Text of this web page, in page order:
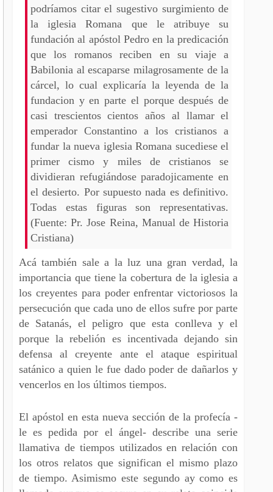
podríamos citar el sugestivo surgimiento de
la iglesia Romana que le atribuye su
fundación al apóstol Pedro en la predicación
que los romanos reciben en su viaje a
Babilonia al escaparse milagrosamente de la
cárcel, lo cual explicaría la leyenda de la
fundacion y en parte el porque después de
casi trescientos cientos años al llamar el
emperador Constantino a los cristianos a
fundar la nueva iglesia Romana sucediese el
primer cismo y miles de cristianos se
dividieran refugiándose paradojicamente en
el desierto. Por supuesto nada es definitivo.
Todas estas figuras son representativas.
(Fuente: Pr. Jose Reina, Manual de Historia
Cristiana)
Acá también sale a la luz una gran verdad, la
importancia que tiene la cobertura de la iglesia a
los creyentes para poder enfrentar victoriosos la
persecución que cada uno de ellos sufre por parte
de Satanás, el peligro que esta conlleva y el
porque la rebelión es incentivada dejando sin
defensa al creyente ante el ataque espiritual
satánico a quien le fue dado poder de dañarlos y
vencerlos en los últimos tiempos.
El apóstol en esta nueva sección de la profecía -
le es pedida por el ángel- describe una serie
llamativa de tiempos utilizados en relación con
los otros relatos que significan el mismo plazo
de tiempo. Asimismo este segundo ay como es